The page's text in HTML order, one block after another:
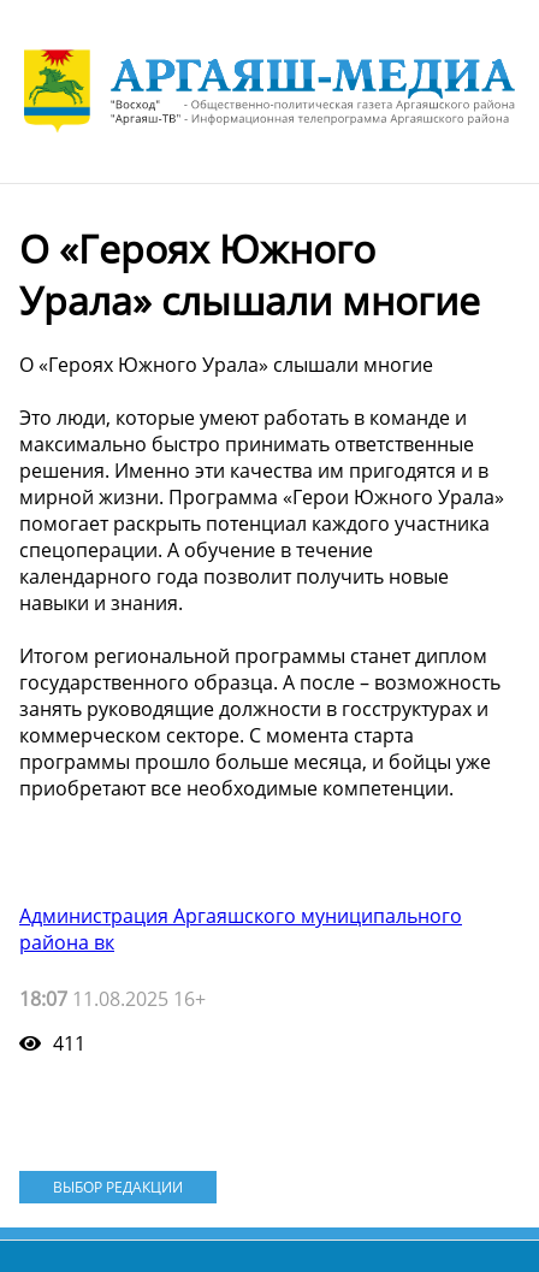
О «Героях Южного
Урала» слышали многие
О «Героях Южного Урала» слышали многие
Это люди, которые умеют работать в команде и
максимально быстро принимать ответственные
решения. Именно эти качества им пригодятся и в
мирной жизни. Программа «Герои Южного Урала»
помогает раскрыть потенциал каждого участника
спецоперации. А обучение в течение
календарного года позволит получить новые
навыки и знания.
Итогом региональной программы станет диплом
государственного образца. А после – возможность
занять руководящие должности в госструктурах и
коммерческом секторе. С момента старта
программы прошло больше месяца, и бойцы уже
приобретают все необходимые компетенции.
Администрация Аргаяшского муниципального
района вк
18:07 11.08.2025 16+
411
ВЫБОР РЕДАКЦИИ